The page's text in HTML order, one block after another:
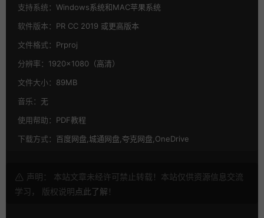
支持系统： Windows系统和MAC苹果系统
软件版本： PR CC 2019 或更高版本
文件格式： Prproj
分辨率： 1920×1080（高清）
文件大小： 89MB
音乐： 无
使用帮助： PDF教程
下载方式： 百度网盘,城通网盘,夸克网盘,OneDrive
声明： 本站文章未经许可禁止转载！本站仅供资源信息交流
学习， 版权说明点此了解 ！